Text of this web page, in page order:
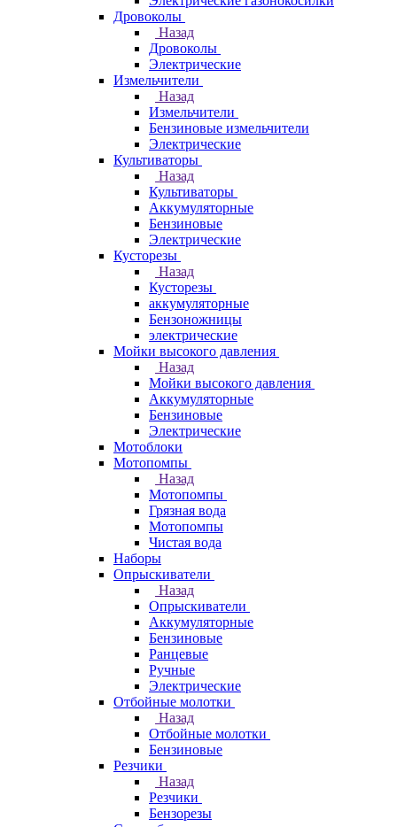
Дровоколы
Назад
Дровоколы
Электрические
Измельчители
Назад
Измельчители
Бензиновые измельчители
Электрические
Культиваторы
Назад
Культиваторы
Аккумуляторные
Бензиновые
Электрические
Кусторезы
Назад
Кусторезы
аккумуляторные
Бензоножницы
электрические
Мойки высокого давления
Назад
Мойки высокого давления
Аккумуляторные
Бензиновые
Электрические
Мотоблоки
Мотопомпы
Назад
Мотопомпы
Грязная вода
Мотопомпы
Чистая вода
Наборы
Опрыскиватели
Назад
Опрыскиватели
Аккумуляторные
Бензиновые
Ранцевые
Ручные
Электрические
Отбойные молотки
Назад
Отбойные молотки
Бензиновые
Резчики
Назад
Резчики
Бензорезы